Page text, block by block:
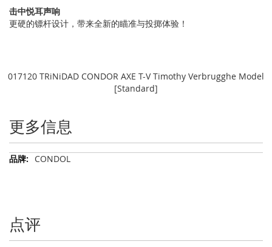
击中悦耳声响
更硬的镖杆设计，带来全新的瞄准与投掷体验！
017120 TRiNiDAD CONDOR AXE T-V Timothy Verbrugghe Model
[Standard]
更多信息
更
CONDOL
点评